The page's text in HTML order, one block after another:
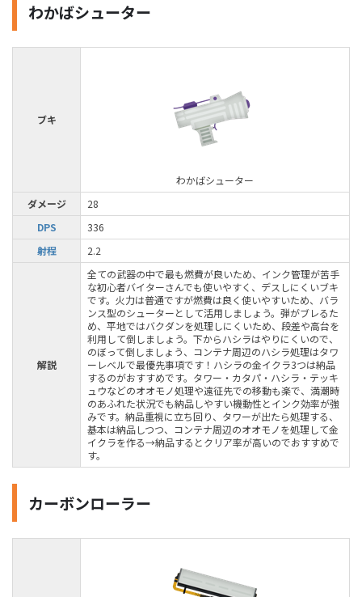
わかばシューター
ブキ
わかばシューター
ダメージ
28
DPS
336
射程
2.2
解説
全ての武器の中で最も燃費が良いため、インク管理が苦手
な初心者バイターさんでも使いやすく、デスしにくいブキ
です。火力は普通ですが燃費は良く使いやすいため、バラ
ンス型のシューターとして活用しましょう。弾がブレるた
め、平地ではバクダンを処理しにくいため、段差や高台を
利用して倒しましょう。下からハシラはやりにくいので、
のぼって倒しましょう、コンテナ周辺のハシラ処理はタワ
ーレベルで最優先事項です！ハシラの金イクラ3つは納品
するのがおすすめです。タワー・カタパ・ハシラ・テッキ
ュウなどのオオモノ処理や遠征先での移動も楽で、満潮時
のあふれた状況でも納品しやすい機動性とインク効率が強
みです。納品重視に立ち回り、タワーが出たら処理する、
基本は納品しつつ、コンテナ周辺のオオモノを処理して金
イクラを作る→納品するとクリア率が高いのでおすすめで
す。
カーボンローラー